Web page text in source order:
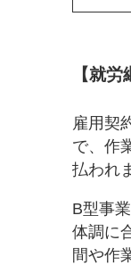
【就
雇用契
で、作
払われ
B型事
体調に
間や作